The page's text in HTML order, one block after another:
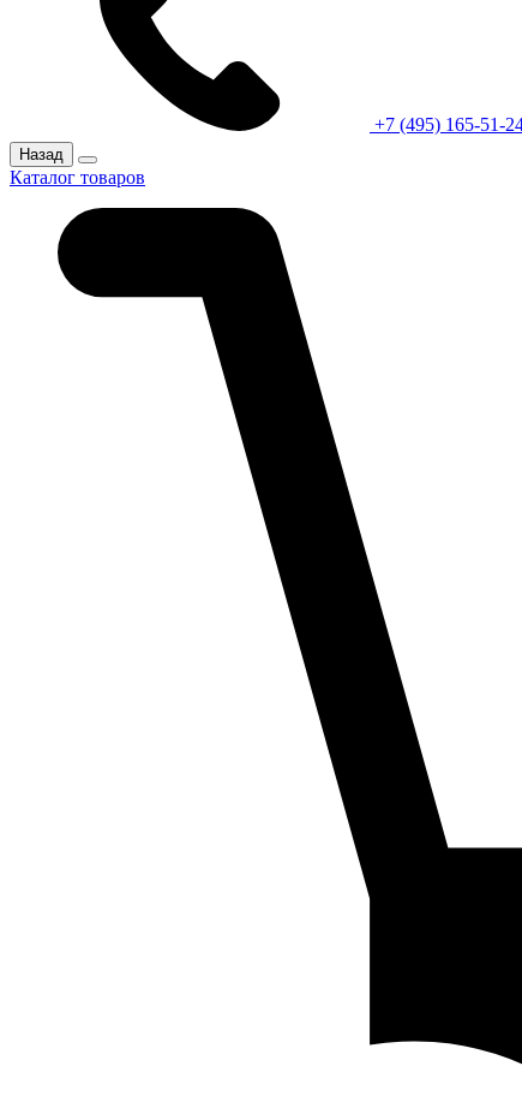
+7 (495) 165-51-
Назад
Каталог товаров